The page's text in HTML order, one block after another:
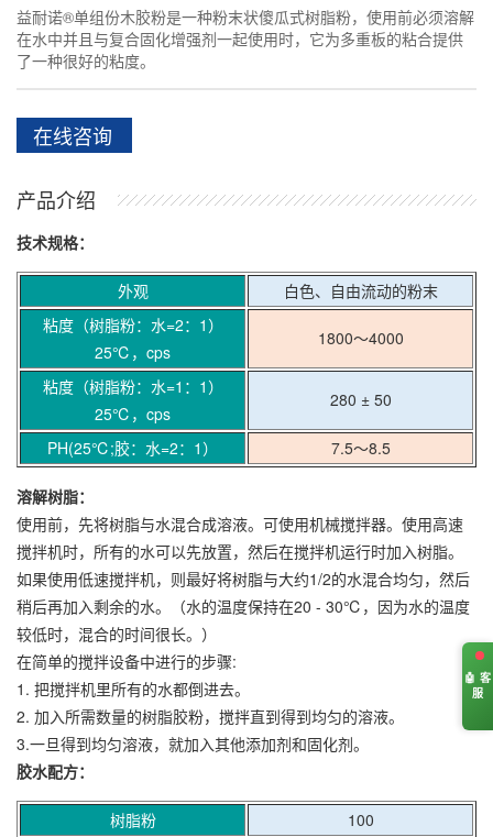
益耐诺®单组份木胶粉是一种粉末状傻瓜式树脂粉，使用前必须溶解
在水中并且与复合固化增强剂一起使用时，它为多重板的粘合提供
了一种很好的粘度。
在线咨询
产品介绍
技术规格：
外观
白色、自由流动的粉末
粘度（树脂粉：水=2：1）
25℃，cps
1800～4000
粘度（树脂粉：水=1：1）
25℃，cps
280 ± 50
PH(25℃;胶：水=2：1） 7.5～8.5
溶解树脂：
使用前，先将树脂与水混合成溶液。可使用机械搅拌器。使用高速
搅拌机时，所有的水可以先放置，然后在搅拌机运行时加入树脂。
如果使用低速搅拌机，则最好将树脂与大约1/2的水混合均匀，然后
稍后再加入剩余的水。（水的温度保持在20 - 30℃，因为水的温度
较低时，混合的时间很长。）
在简单的搅拌设备中进行的步骤:
1. 把搅拌机里所有的水都倒进去。
2. 加入所需数量的树脂胶粉，搅拌直到得到均匀的溶液。
3.一旦得到均匀溶液，就加入其他添加剂和固化剂。
胶水配方：
树脂粉
100
🤖 客
服